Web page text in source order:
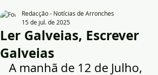
Ler Galveias, Escrever
Galveias
Redacção - Notícias de Arronches
15 de jul. de 2025
A manhã de 12 de Julho,